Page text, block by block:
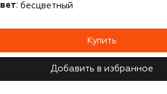
: бесцветный
Купить
Добавить в избранное